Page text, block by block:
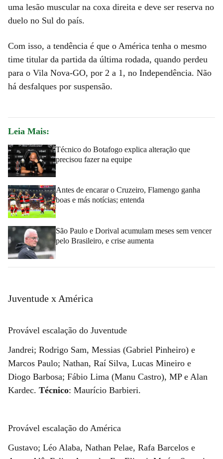
uma lesão muscular na coxa direita e deve ser reserva no
duelo no Sul do país.
Com isso, a tendência é que o América tenha o mesmo
time titular da partida da última rodada, quando perdeu
para o Vila Nova-GO, por 2 a 1, no Independência. Não
há desfalques por suspensão.
Leia Mais:
Técnico do Botafogo explica alteração que
precisou fazer na equipe
Antes de encarar o Cruzeiro, Flamengo ganha
boas e más notícias; entenda
São Paulo e Dorival acumulam meses sem vencer
pelo Brasileiro, e crise aumenta
Juventude x América
Provável escalação do Juventude
Jandrei; Rodrigo Sam, Messias (Gabriel Pinheiro) e
Marcos Paulo; Nathan, Raí Silva, Lucas Mineiro e
Diogo Barbosa; Fábio Lima (Manu Castro), MP e Alan
Kardec. Técnico: Maurício Barbieri.
Provável escalação do América
Gustavo; Léo Alaba, Nathan Pelae, Rafa Barcelos e